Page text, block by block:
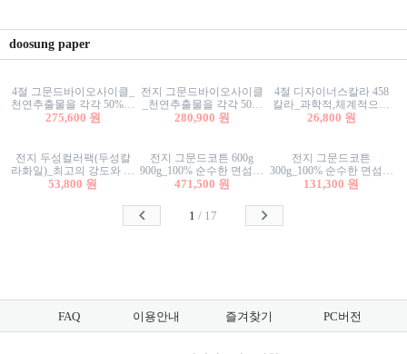
doosung paper
4절 그문드바이오사이클_
천연추출물을 각각 50%이
상 함유한 친환경그래픽
275,600 원
전지 그문드바이오사이클
_천연추출물을 각각 50%
이상 함유한 친환경그래
280,900 원
4절 디자이너스칼라 458
칼라_과학적,체계적으로
분류된 200색을 갖춘 색지
26,800 원
전지 두성컬러팩(두성칼
라화일)_최고의 강도와 평
활성을 지닌 다양한 컬러
53,800 원
전지 그문드코튼 600g
900g_100% 순수한 면섬유
로 만든 친환경프리미엄
471,500 원
전지 그문드코튼
300g_100% 순수한 면섬유
로 만든 친환경프리미엄
131,300 원
1 / 17
FAQ 이용안내 즐겨찾기 PC버전